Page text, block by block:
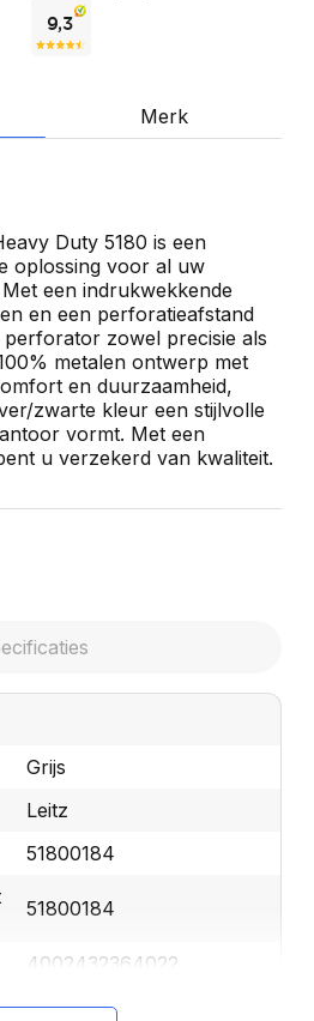
Merk
Duty 5180 is een
oplossing voor al uw
een indrukwekkende
en een perforatieafstand
zowel precisie als
metalen ontwerp met
en duurzaamheid,
zwarte kleur een stijlvolle
vormt. Met een
u verzekerd van kwaliteit.
Grijs
Leitz
51800184
51800184
4002432364022